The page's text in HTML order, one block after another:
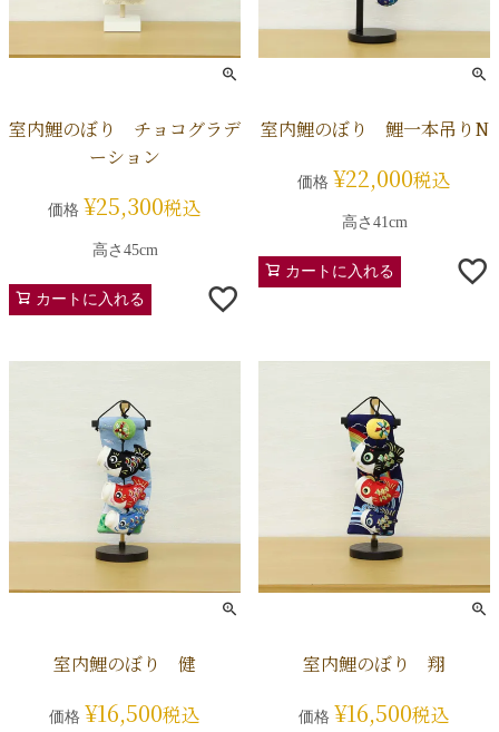
室内鯉のぼり チョコグラデ
ーション
価格 ¥25,300税込
高さ45cm
カートに入れる
室内鯉のぼり 鯉一本吊りN
価格 ¥22,000税込
高さ41cm
カートに入れる
室内鯉のぼり 健
価格 ¥16,500税込
室内鯉のぼり 翔
価格 ¥16,500税込